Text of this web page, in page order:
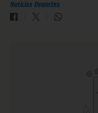
Noticias Deportes